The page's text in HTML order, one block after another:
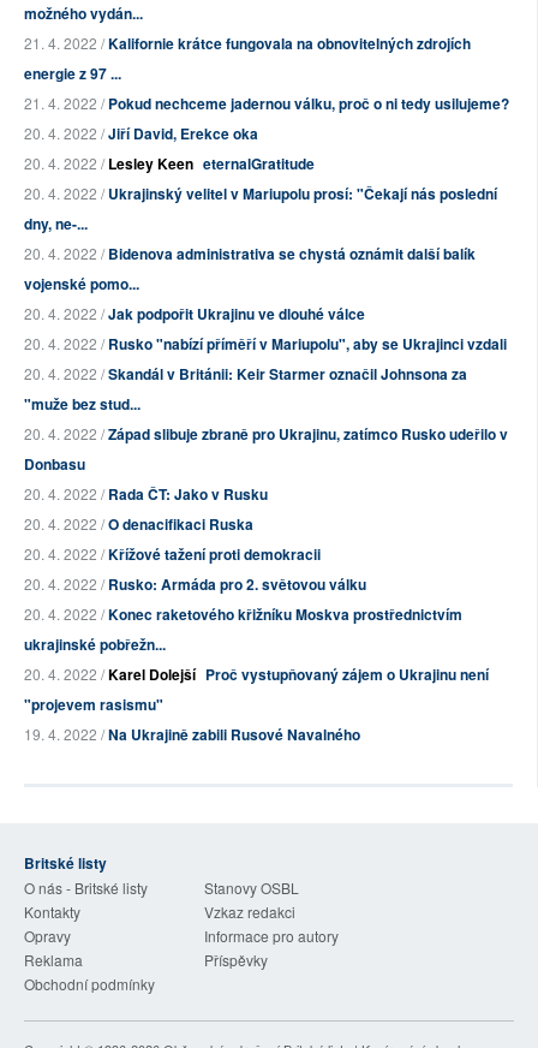
možného vydán...
21. 4. 2022 /Kalifornie krátce fungovala na obnovitelných zdrojích
energie z 97 ...
21. 4. 2022 /Pokud nechceme jadernou válku, proč o ni tedy usilujeme?
20. 4. 2022 /Jiří David, Erekce oka
20. 4. 2022 /Lesley Keen eternalGratitude
20. 4. 2022 /Ukrajinský velitel v Mariupolu prosí: "Čekají nás poslední
dny, ne-...
20. 4. 2022 /Bidenova administrativa se chystá oznámit další balík
vojenské pomo...
20. 4. 2022 /Jak podpořit Ukrajinu ve dlouhé válce
20. 4. 2022 /Rusko "nabízí příměří v Mariupolu", aby se Ukrajinci vzdali
20. 4. 2022 /Skandál v Británii: Keir Starmer označil Johnsona za
"muže bez stud...
20. 4. 2022 /Západ slibuje zbraně pro Ukrajinu, zatímco Rusko udeřilo v
Donbasu
20. 4. 2022 /Rada ČT: Jako v Rusku
20. 4. 2022 /O denacifikaci Ruska
20. 4. 2022 /Křížové tažení proti demokracii
20. 4. 2022 /Rusko: Armáda pro 2. světovou válku
20. 4. 2022 /Konec raketového křižníku Moskva prostřednictvím
ukrajinské pobřežn...
20. 4. 2022 /Karel Dolejší Proč vystupňovaný zájem o Ukrajinu není
"projevem rasismu"
19. 4. 2022 /Na Ukrajině zabili Rusové Navalného
Britské listy
O nás - Britské listy
Stanovy OSBL
Kontakty
Vzkaz redakci
Opravy
Informace pro autory
Reklama
Příspěvky
Obchodní podmínky